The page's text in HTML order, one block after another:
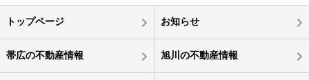
トップページ お知らせ
帯広の不動産情報 旭川の不動産情報